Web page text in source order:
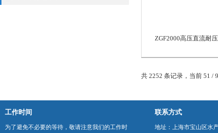
ZGF2000高压直流耐
共 2252 条记录，当前 51 /
工作时间
为了避免不必要的等待，敬请注意我们的工作时
联系方式
地址：上海市宝山区水